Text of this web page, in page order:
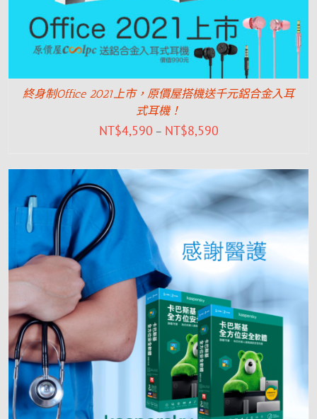
終身制Office 2021上市，原價屋搭機送千元鋁合金入耳
式耳機！
NT$4,590 – NT$8,590